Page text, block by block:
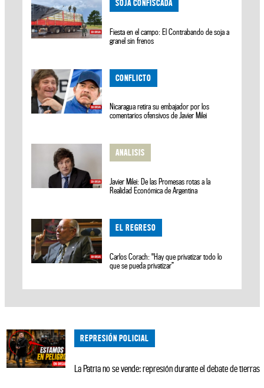
SOJA CONFISCADA
Fiesta en el campo: El Contrabando de soja a
granel sin frenos
CONFLICTO
Nicaragua retira su embajador por los
comentarios ofensivos de Javier Milei
ANALISIS
Javier Milei: De las Promesas rotas a la
Realidad Económica de Argentina
EL REGRESO
Carlos Corach: "Hay que privatizar todo lo
que se pueda privatizar”
REPRESIÓN POLICIAL
La Patria no se vende: represión durante el debate de tierras